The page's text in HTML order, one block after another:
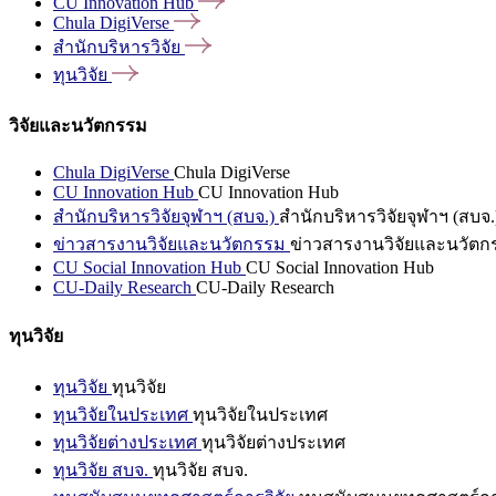
Chula DigiVerse
สำนักบริหารวิจัย
ทุนวิจัย
วิจัยและนวัตกรรม
Chula DigiVerse Chula DigiVerse
CU Innovation Hub CU Innovation Hub
สำนักบริหารวิจัยจุฬาฯ (สบจ.) สำนักบริหารวิจัยจุฬาฯ (สบจ
ข่าวสารงานวิจัยและนวัตกรรม ข่าวสารงานวิจัยและนวัตก
CU Social Innovation Hub CU Social Innovation Hub
CU-Daily Research CU-Daily Research
ทุนวิจัย
ทุนวิจัย ทุนวิจัย
ทุนวิจัยในประเทศ ทุนวิจัยในประเทศ
ทุนวิจัยต่างประเทศ ทุนวิจัยต่างประเทศ
ทุนวิจัย สบจ. ทุนวิจัย สบจ.